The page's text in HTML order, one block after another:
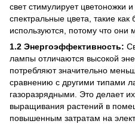
свет стимулирует цветоножки
спектральные цвета, такие
используются, потому что они
1.2 Энергоэффективность:
лампы отличаются высокой
потребляют значительно
сравнению с другими типами
газоразрядными. Это делает
выращивания растений в
повышенным затратам на